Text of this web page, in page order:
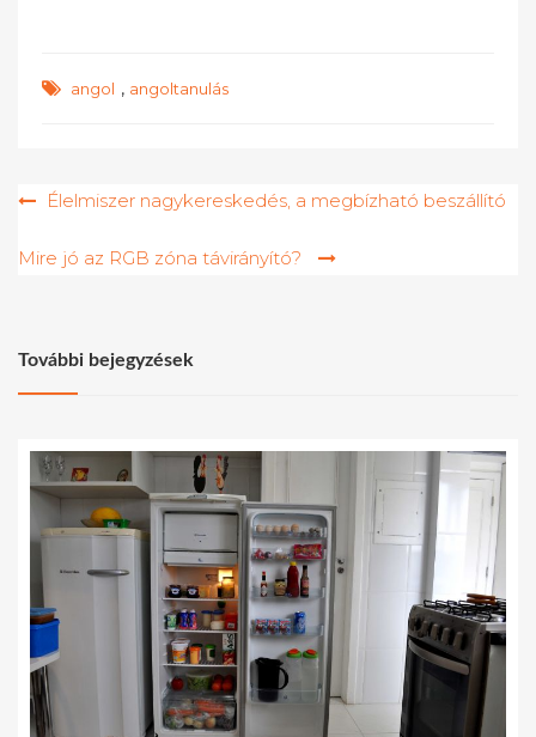
angol , angoltanulás
Bejegyzés
Élelmiszer nagykereskedés, a megbízható beszállító
Mire jó az RGB zóna távirányító?
További bejegyzések